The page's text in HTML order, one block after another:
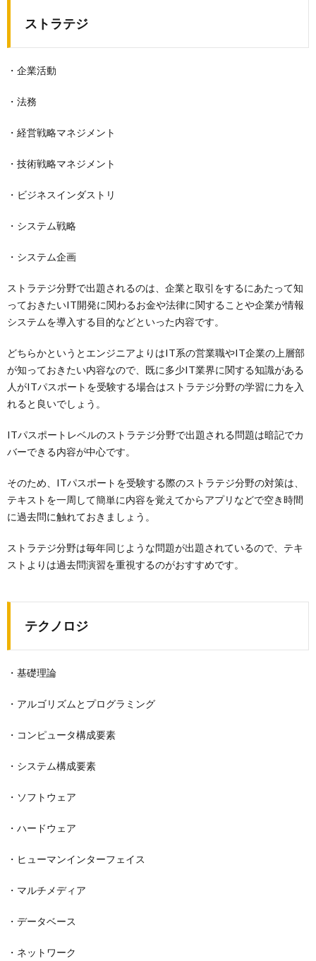
ストラテジ
・企業活動
・法務
・経営戦略マネジメント
・技術戦略マネジメント
・ビジネスインダストリ
・システム戦略
・システム企画
ストラテジ分野で出題されるのは、企業と取引をするにあたって知
っておきたいIT開発に関わるお金や法律に関することや企業が情報
システムを導入する目的などといった内容です。
どちらかというとエンジニアよりはIT系の営業職やIT企業の上層部
が知っておきたい内容なので、既に多少IT業界に関する知識がある
人がITパスポートを受験する場合はストラテジ分野の学習に力を入
れると良いでしょう。
ITパスポートレベルのストラテジ分野で出題される問題は暗記でカ
バーできる内容が中心です。
そのため、ITパスポートを受験する際のストラテジ分野の対策は、
テキストを一周して簡単に内容を覚えてからアプリなどで空き時間
に過去問に触れておきましょう。
ストラテジ分野は毎年同じような問題が出題されているので、テキ
ストよりは過去問演習を重視するのがおすすめです。
テクノロジ
・基礎理論
・アルゴリズムとプログラミング
・コンピュータ構成要素
・システム構成要素
・ソフトウェア
・ハードウェア
・ヒューマンインターフェイス
・マルチメディア
・データベース
・ネットワーク